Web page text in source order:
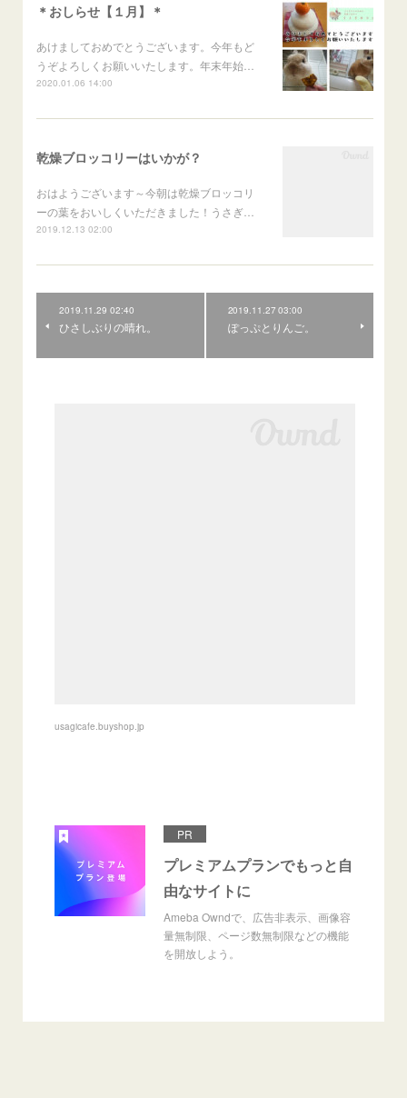
＊おしらせ【１月】＊
あけましておめでとうございます。今年もど
うぞよろしくお願いいたします。年末年始…
2020.01.06 14:00
乾燥ブロッコリーはいかが？
おはようございます～今朝は乾燥ブロッコリ
ーの葉をおいしくいただきました！うさぎ…
2019.12.13 02:00
2019.11.29 02:40
ひさしぶりの晴れ。
2019.11.27 03:00
ぽっぷとりんご。
usagicafe.buyshop.jp
PR
プレミアムプランでもっと自
由なサイトに
Ameba Owndで、広告非表示、画像容
量無制限、ページ数無制限などの機能
を開放しよう。